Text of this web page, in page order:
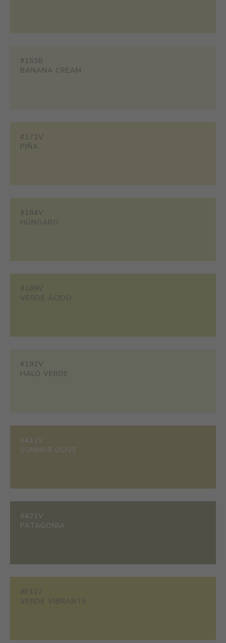
#153B
BANANA CREAM
#172V
PIÑA
#184V
HÚNGARO
#189V
VERDE ÁCIDO
#192V
HALO VERDE
#411V
SUMMER OLIVE
#421V
PATAGONIA
#E127
VERDE VIBRANTE